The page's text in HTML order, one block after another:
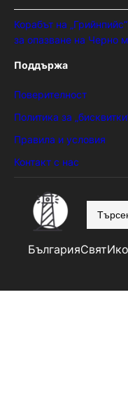
Корабът на
за опазване на Черно
Поддържа
Поверителност
Политика за
Правила и условия
Контакт с нас
БългарияСвят